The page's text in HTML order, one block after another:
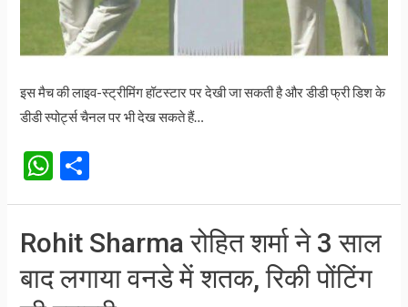
इस मैच की लाइव-स्ट्रीमिंग हॉटस्टार पर देखी जा सकती है और डीडी फ्री डिश के
डीडी स्पोर्ट्स चैनल पर भी देख सकते हैं…
W
at
s
A
ar
e
Rohit Sharma रोहित शर्मा ने 3 साल
बाद लगाया वनडे में शतक, रिकी पोंटिंग